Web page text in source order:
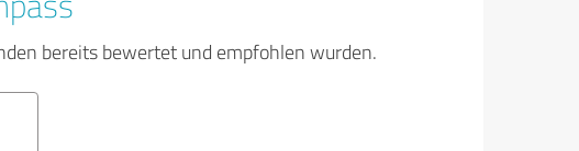
bereits bewertet und empfohlen wurden.